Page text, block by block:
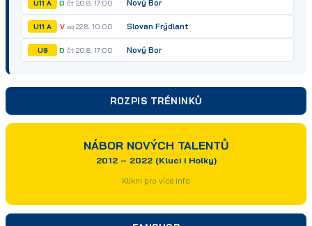
U11 A D čt 20.8. 17:00 Nový Bor
U11 A V so 22.8. 10:00 Slovan Frýdlant
U9 D čt 20.8. 17:00 Nový Bor
ROZPIS TRÉNINKŮ
NÁBOR NOVÝCH TALENTŮ
2012 – 2022 (Kluci i Holky)
Klikni pro více info